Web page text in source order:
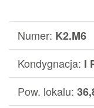
Numer: K2.M6
Kondygnacja: I
Pow. lokalu: